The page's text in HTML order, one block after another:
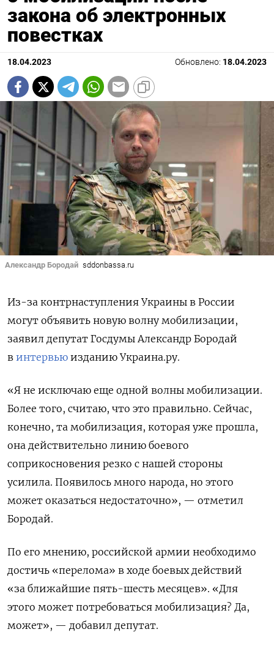
закона об электронных
повестках
18.04.2023 Обновлено: 18.04.2023
Александр Бородай sddonbassa.ru
Из-за контрнаступления Украины в России
могут объявить новую волну мобилизации,
заявил депутат Госдумы Александр Бородай
в интервью изданию Украина.ру.
«Я не исключаю еще одной волны мобилизации.
Более того, считаю, что это правильно. Сейчас,
конечно, та мобилизация, которая уже прошла,
она действительно линию боевого
соприкосновения резко с нашей стороны
усилила. Появилось много народа, но этого
может оказаться недостаточно», — отметил
Бородай.
По его мнению, российской армии необходимо
достичь «перелома» в ходе боевых действий
«за ближайшие пять-шесть месяцев». «Для
этого может потребоваться мобилизация? Да,
может», — добавил депутат.